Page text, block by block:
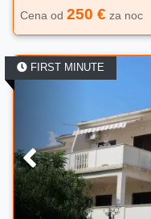
Cena od 250 € za noc
FIRST MINUTE